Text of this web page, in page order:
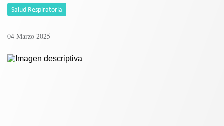
Salud Respiratoria
04 Marzo 2025